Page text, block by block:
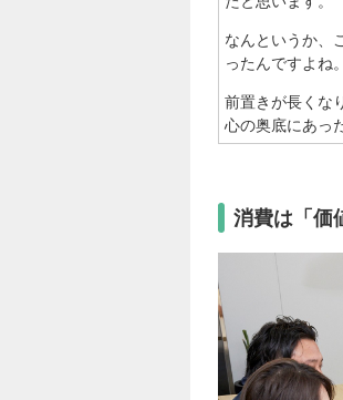
なんというか、
ったんですよね。
前置きが長くな
心の奥底にあっ
消費は「価